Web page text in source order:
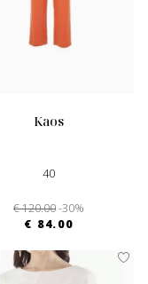
kaos
40
€ 120.00-30%
€ 84.00